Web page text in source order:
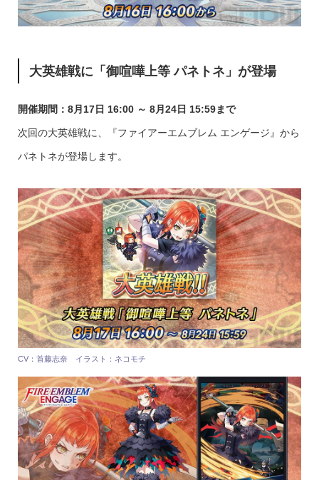
大英雄戦に「御喧嘩上等 パネトネ」が登場
開催期間：8月17日 16:00 ～ 8月24日 15:59まで
次回の大英雄戦に、『ファイアーエムブレム エンゲージ』から
パネトネが登場します。
CV：首藤志奈 イラスト：ネコモチ